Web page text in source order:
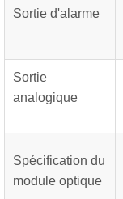
Sortie d'alarme
Sortie
analogique
Spécification du
module optique